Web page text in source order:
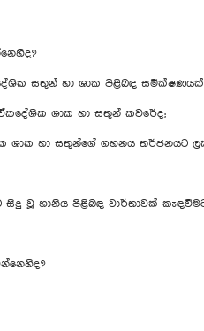
සතුන් හා ශාක පිළිබඳ
ශාක හා සතුන් කවරේද;
ශාක හා සතුන්ගේ ගහනය තර්ජනයට
සිදු වූ හානිය පිළිබඳ වාර්තාවක්